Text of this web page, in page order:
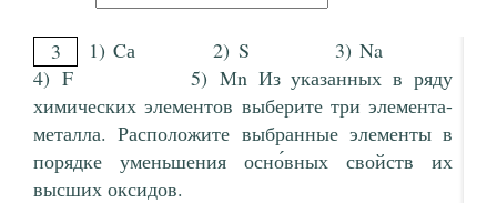
3
1) Cа 2) S 3) Na
4) F 5) Mn Из указанных в ряду
химических элементов выберите три элемента-
металла. Расположите выбранные элементы в
порядке уменьшения осно́вных свойств их
высших оксидов.